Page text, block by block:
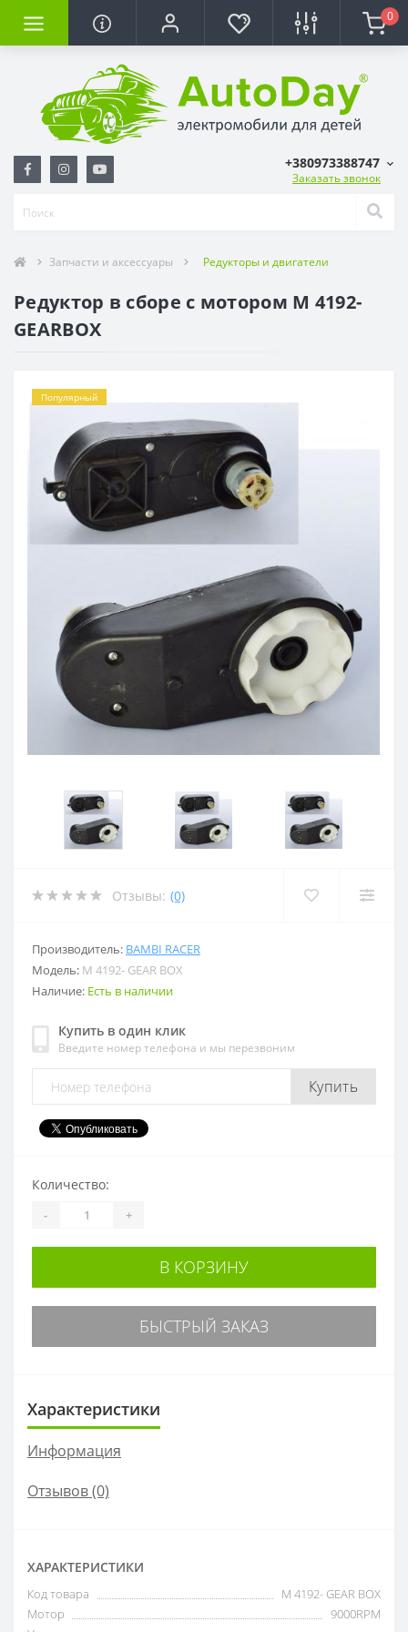
0
+380973388747
Заказать звонок
Запчасти и аксессуары Редукторы и двигатели
Редуктор в сборе с мотором M 4192-
GEARBOX
Популярный
Отзывы: (0)
Производитель: BAMBI RACER
Модель: M 4192- GEAR BOX
Наличие: Есть в наличии
Купить в один клик
Введите номер телефона и мы перезвоним
Купить
Количество:
- +
В КОРЗИНУ
БЫСТРЫЙ ЗАКАЗ
Характеристики
Информация
Отзывов (0)
ХАРАКТЕРИСТИКИ
Код товара
M 4192- GEAR BOX
Мотор
9000RPM